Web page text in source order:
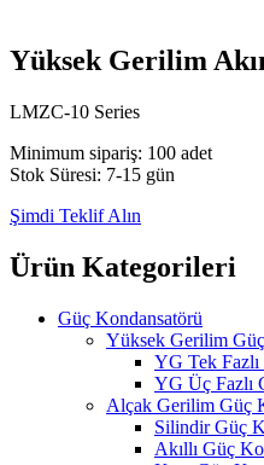
Yüksek Gerilim
LMZC-10 Series
Minimum sipariş: 100 adet
Stok Süresi: 7-15 gün
Şimdi Teklif Alın
Ürün Kategorileri
Güç Kondansatörü
Yüksek Gerilim
YG Tek
YG Üç Fazlı
Alçak Gerilim Güç
Silindir Güç
Akıllı Güç